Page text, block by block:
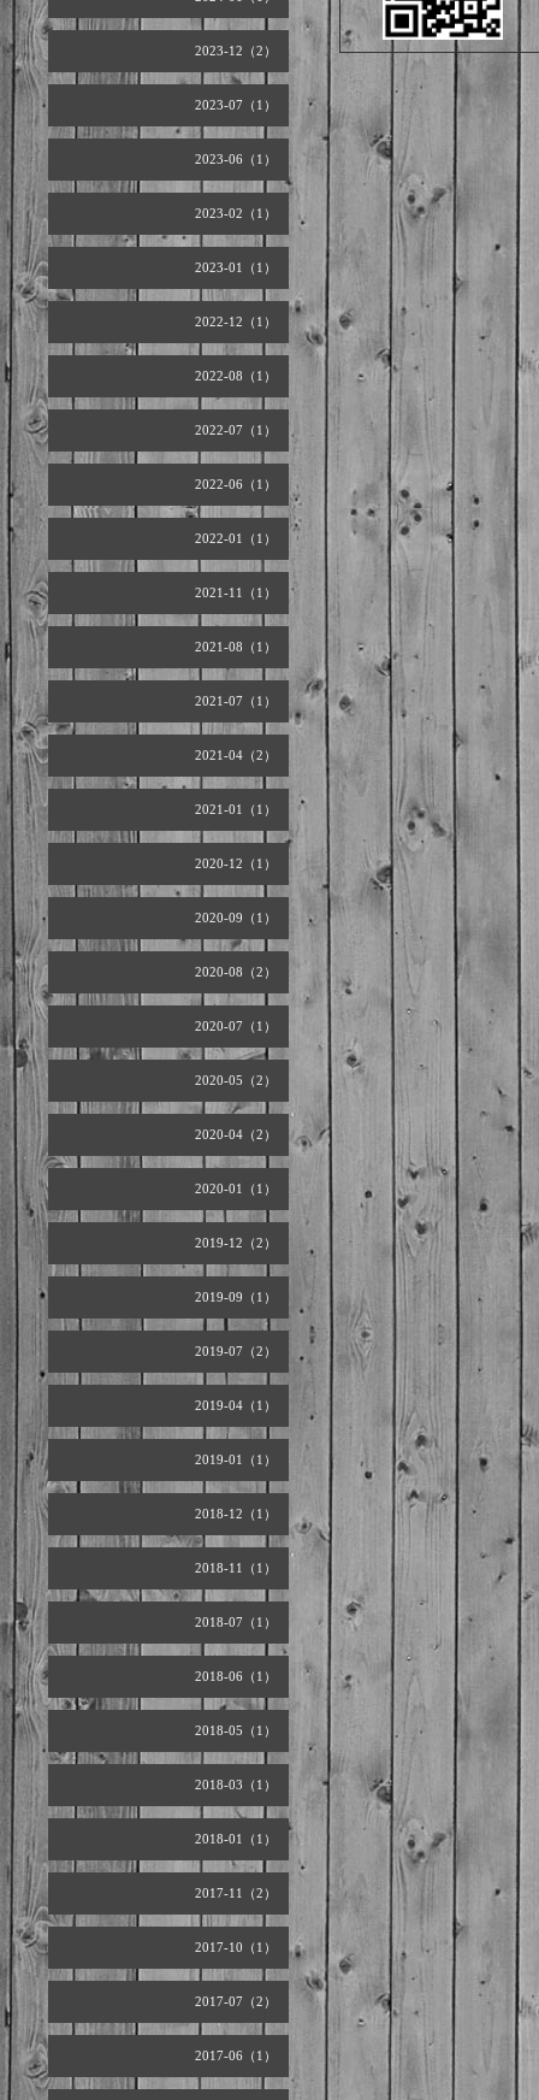
2023-12（2）
2023-07（1）
2023-06（1）
2023-02（1）
2023-01（1）
2022-12（1）
2022-08（1）
2022-07（1）
2022-06（1）
2022-01（1）
2021-11（1）
2021-08（1）
2021-07（1）
2021-04（2）
2021-01（1）
2020-12（1）
2020-09（1）
2020-08（2）
2020-07（1）
2020-05（2）
2020-04（2）
2020-01（1）
2019-12（2）
2019-09（1）
2019-07（2）
2019-04（1）
2019-01（1）
2018-12（1）
2018-11（1）
2018-07（1）
2018-06（1）
2018-05（1）
2018-03（1）
2018-01（1）
2017-11（2）
2017-10（1）
2017-07（2）
2017-06（1）